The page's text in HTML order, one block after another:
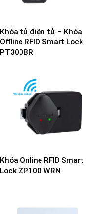
Khóa tủ điện tử – Khóa
Offline RFID Smart Lock
PT300BR
Khóa Online RFID Smart
Lock ZP100 WRN